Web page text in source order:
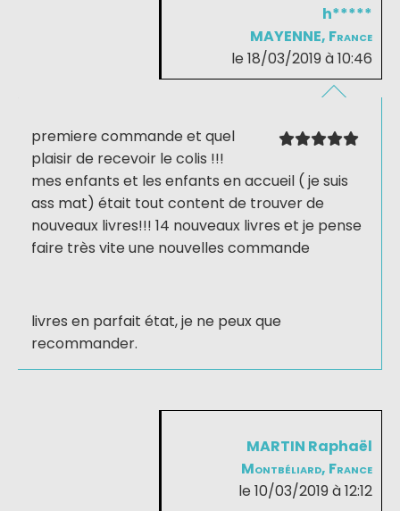
h*****
MAYENNE, France
le 18/03/2019 à 10:46
premiere commande et quel
plaisir de recevoir le colis !!!
mes enfants et les enfants en accueil ( je suis
ass mat) était tout content de trouver de
nouveaux livres!!! 14 nouveaux livres et je pense
faire très vite une nouvelles commande
livres en parfait état, je ne peux que
recommander.
MARTIN Raphaël
Montbéliard, France
le 10/03/2019 à 12:12